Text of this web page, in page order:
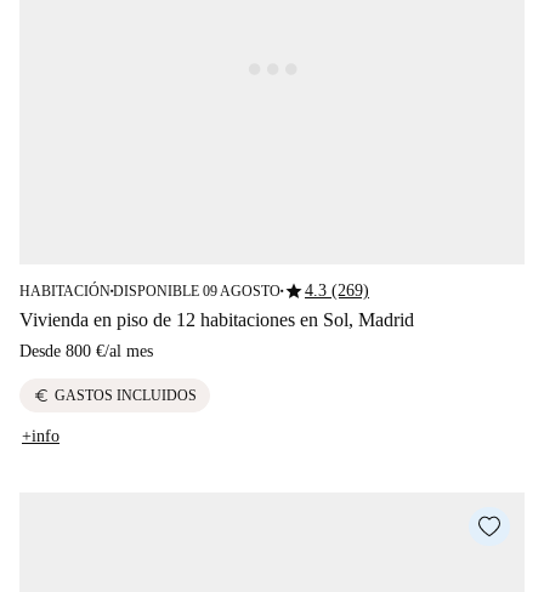
HABITACIÓN■DISPONIBLE 09 AGOSTO■star4.3 (269)
Vivienda en piso de 12 habitaciones en Sol, Madrid
Desde 800 €/al mes
euro GASTOS INCLUIDOS
+info